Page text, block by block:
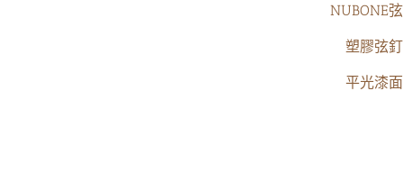
NUBONE
塑膠弦釘
平光漆面